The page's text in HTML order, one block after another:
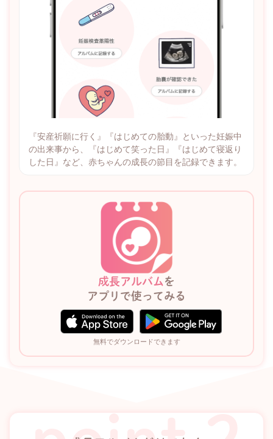
『安産祈願に行く』『はじめての胎動』といった妊娠中
の出来事から、『はじめて笑った日』『はじめて寝返り
した日』など、赤ちゃんの成長の節目を記録できます。
成長アルバム を
アプリで使ってみる
無料でダウンロードできます